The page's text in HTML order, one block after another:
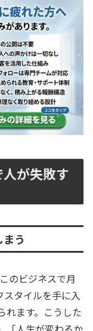
が失敗す
う
のビジネスで月
タイルを手に入
れます。こうした